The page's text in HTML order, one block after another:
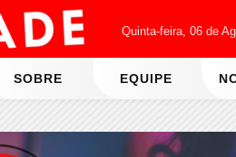
Quinta-feira, 06 de
SOBRE EQUIPE